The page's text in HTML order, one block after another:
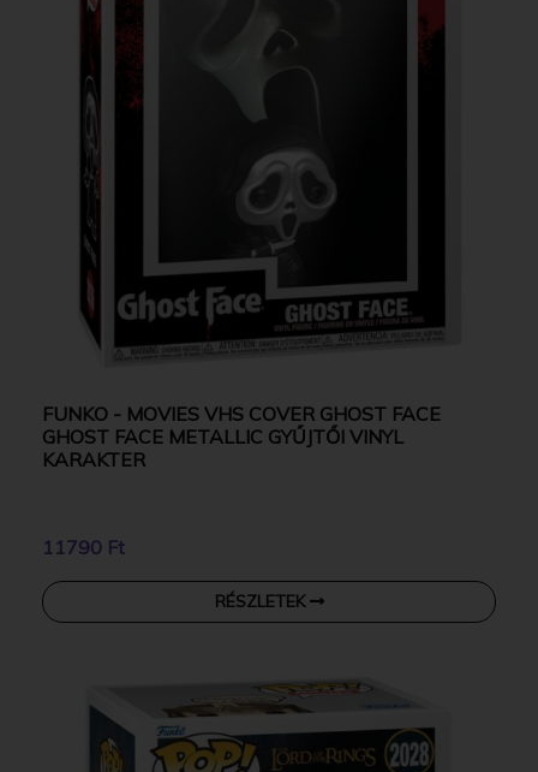
FUNKO - MOVIES VHS COVER GHOST FACE
GHOST FACE METALLIC GYŰJTŐI VINYL
KARAKTER
11790 Ft
RÉSZLETEK